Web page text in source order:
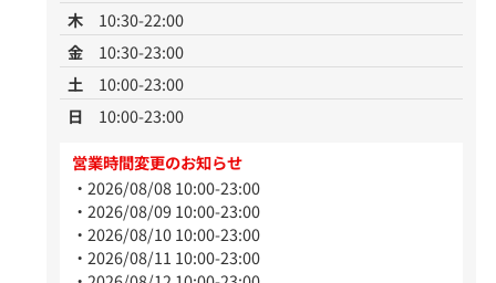
木
10:30-22:00
金
10:30-23:00
土
10:00-23:00
日
10:00-23:00
営業時間変更のお知らせ
2026/08/08 10:00-23:00
2026/08/09 10:00-23:00
2026/08/10 10:00-23:00
2026/08/11 10:00-23:00